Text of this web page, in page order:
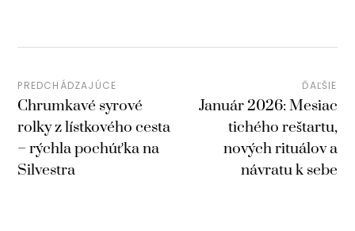
PREDCHÁDZAJÚCE
Chrumkavé syrové
rolky z lístkového cesta
– rýchla pochúťka na
Silvestra
ĎAĽŠIE
Január 2026: Mesiac
tichého reštartu,
nových rituálov a
návratu k sebe